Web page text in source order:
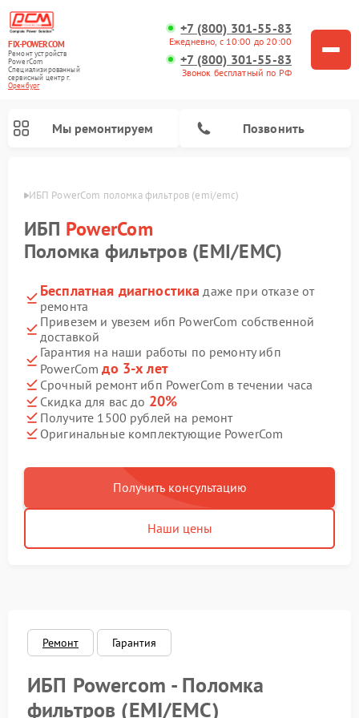
FIX-POWERCOM
Ремонт устройств
PowerCom
Специализированный
cервисный центр г.
Оренбург
+7 (800) 301-55-83
Ежедневно, с 10:00 до 20:00
+7 (800) 301-55-83
Звонок бесплатный по РФ
Мы ремонтируем Позвонить
ИБП PowerCom поломка фильтров (emi/emc)
ИБП PowerCom
Поломка фильтров (EMI/EMC)
Бесплатная диагностика даже при отказе от
ремонта
Привезем и увезем ибп PowerCom собственной
доставкой
Гарантия на наши работы по ремонту ибп
PowerComдо 3-х лет
Срочный ремонт ибп PowerCom в течении часа
Скидка для вас до 20%
Получите 1500 рублей на ремонт
Оригинальные комплектующие PowerCom
Получить консультацию
Наши цены
Ремонт Гарантия
ИБП Powercom - Поломка
фильтров (EMI/EMC)